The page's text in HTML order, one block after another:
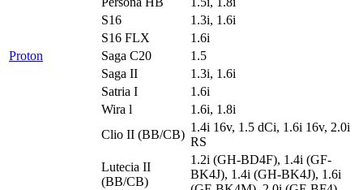
Proton
S16
1.3i, 1.6i
S16 FLX
1.6i
Saga C20
1.5
Saga II
1.3i, 1.6i
Satria I
1.6i
Wira l
1.6i, 1.8i
Clio II (BB/CB)
1.4i 16v, 1.5 dCi, 1.6i 16v, 2.0i
RS
Lutecia II
(BB/CB)
1.2i (GH-BD4F), 1.4i (GF-
BK4J), 1.4i (GH-BK4J), 1.6i